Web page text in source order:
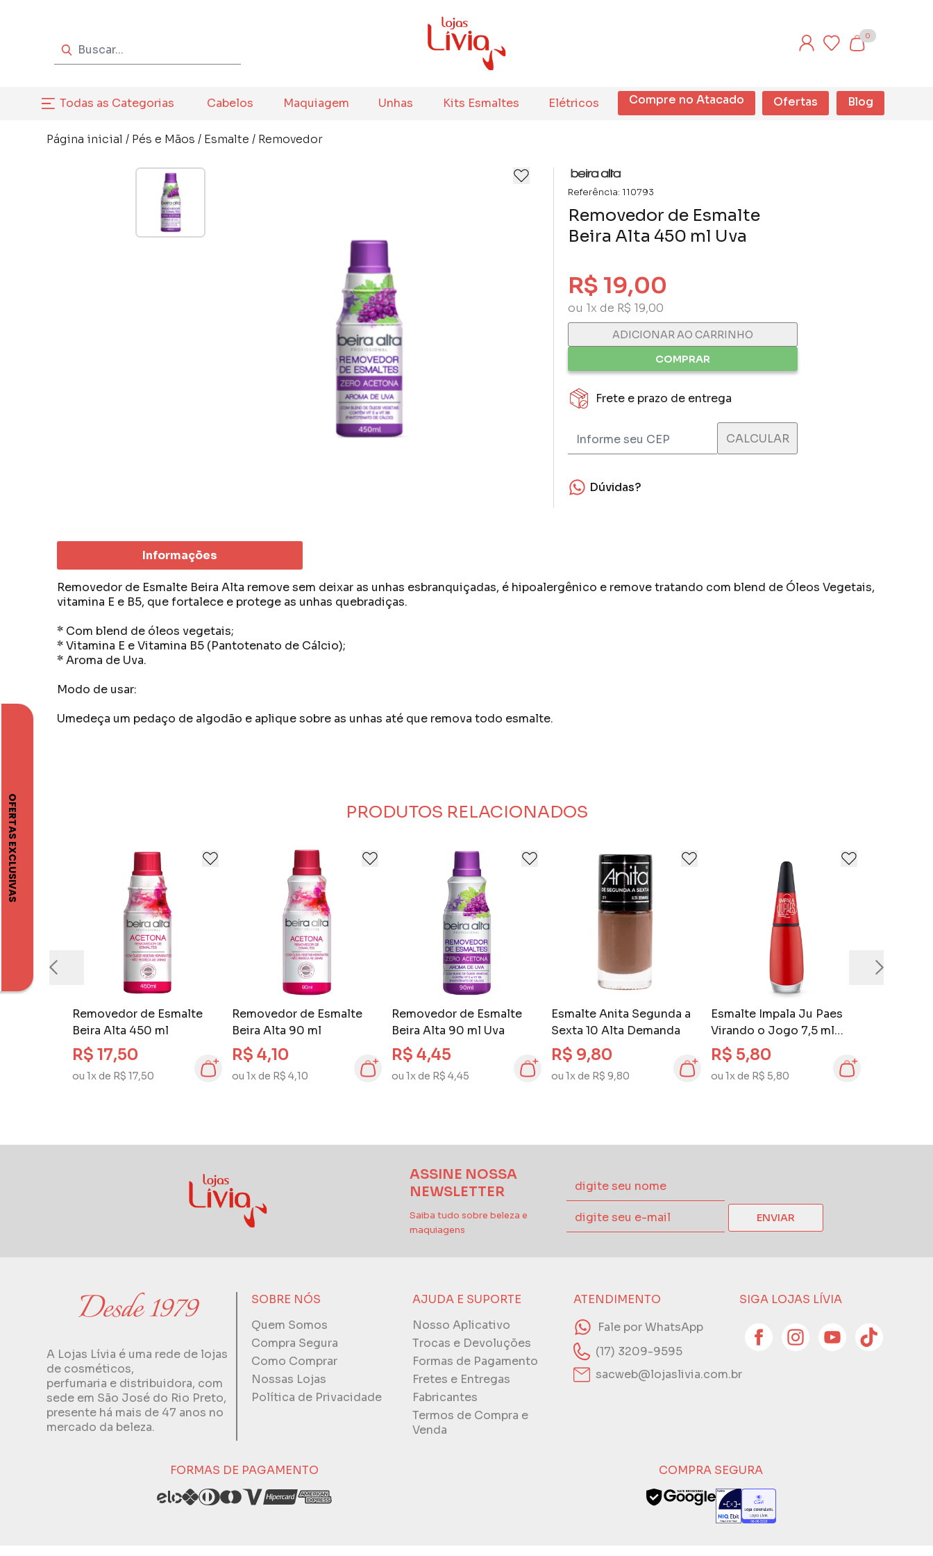
0
Todas as Categorias Cabelos Maquiagem Unhas Kits Esmaltes Elétricos Compre no Atacado Ofertas Blog
Página inicial / Pés e Mãos / Esmalte / Removedor
Referência: 110793
Removedor de Esmalte
Beira Alta 450 ml Uva
R$ 19,00
ou 1x de R$ 19,00
ADICIONAR AO CARRINHO
COMPRAR
Frete e prazo de entrega
Dúvidas?
Informações
Removedor de Esmalte Beira Alta remove sem deixar as unhas esbranquiçadas, é hipoalergênico e remove tratando com blend de Óleos Vegetais,
vitamina E e B5, que fortalece e protege as unhas quebradiças.
* Com blend de óleos vegetais;
* Vitamina E e Vitamina B5 (Pantotenato de Cálcio);
* Aroma de Uva.
Modo de usar:
Umedeça um pedaço de algodão e aplique sobre as unhas até que remova todo esmalte.
PRODUTOS RELACIONADOS
Removedor de Esmalte
Beira Alta 450 ml
R$ 17,50
ou 1x de R$ 17,50
Removedor de Esmalte
Beira Alta 90 ml
R$ 4,10
ou 1x de R$ 4,10
Removedor de Esmalte
Beira Alta 90 ml Uva
R$ 4,45
ou 1x de R$ 4,45
Esmalte Anita Segunda a
Sexta 10 Alta Demanda
R$ 9,80
ou 1x de R$ 9,80
Esmalte Impala Ju Paes
Virando o Jogo 7,5 ml
Aposta Alta
R$ 5,80
ou 1x de R$ 5,80
ASSINE NOSSA
NEWSLETTER
Saiba tudo sobre beleza e
maquiagens
ENVIAR
A Lojas Lívia é uma rede de lojas
de cosméticos,
perfumaria e distribuidora, com
sede em São José do Rio Preto,
presente há mais de 47 anos no
mercado da beleza.
SOBRE NÓS
Quem Somos
Compra Segura
Como Comprar
Nossas Lojas
Política de Privacidade
AJUDA E SUPORTE
Nosso Aplicativo
Trocas e Devoluções
Formas de Pagamento
Fretes e Entregas
Fabricantes
Termos de Compra e
Venda
ATENDIMENTO
Fale por WhatsApp
(17) 3209-9595
sacweb@lojaslivia.com.br
SIGA LOJAS LÍVIA
FORMAS DE PAGAMENTO COMPRA SEGURA